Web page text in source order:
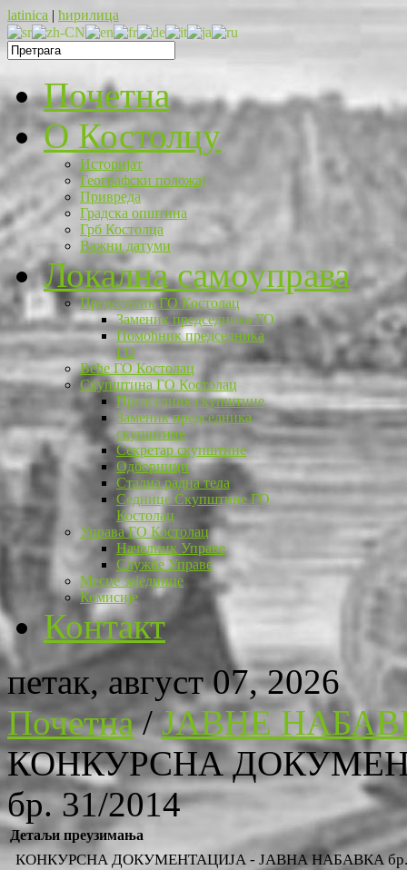
latinica | ћирилица
Почетна
O Костолцу
Историјат
Географски положај
Привреда
Градска општина
Грб Костолца
Важни датуми
Локална самоуправа
Председник ГО Костолац
Заменик председника ГО
Помоћник председника
ГО
Веће ГО Костолац
Скупштина ГО Костолац
Председник скупштине
Заменик председника
скупштине
Секретар скупштине
Одборници
Стална радна тела
Седнице Скупштине ГО
Костолац
Управа ГО Костолац
Начелник Управе
Службе Управе
Месне заједнице
Комисије
Контакт
петак, август 07, 2026
Почетна/ЈАВНЕ
КОНКУРСНА
бр. 31/2014
Детаљи преузимања
КОНКУРСНА ДОКУМЕНТАЦИЈА - ЈАВНА НАБАВКА бр.